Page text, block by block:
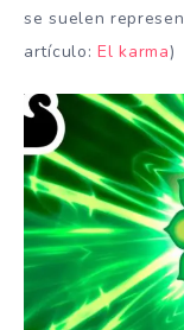
se suelen
artículo:El karma)